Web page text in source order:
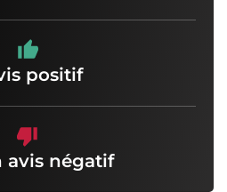
positif
avis négatif